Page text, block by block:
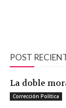
POST
La doble
Corrección Política